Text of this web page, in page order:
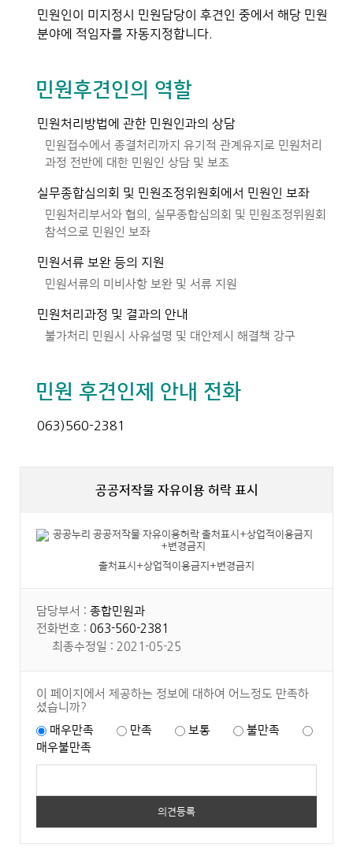
민원인이 미지정시 민원담당이 후견인 중에서 해당 민원
분야에 적임자를 자동지정합니다.
민원후견인의 역할
민원처리방법에 관한 민원인과의 상담
민원접수에서 종결처리까지 유기적 관계유지로 민원처리
과정 전반에 대한 민원인 상담 및 보조
실무종합심의회 및 민원조정위원회에서 민원인 보좌
민원처리부서와 협의, 실무종합심의회 및 민원조정위원회
참석으로 민원인 보좌
민원서류 보완 등의 지원
민원서류의 미비사항 보완 및 서류 지원
민원처리과정 및 결과의 안내
불가처리 민원시 사유설명 및 대안제시 해결책 강구
민원 후견인제 안내 전화
063)560-2381
공공저작물 자유이용 허락 표시
출처표시+상업적이용금지+변경금지
담당부서 : 종합민원과
전화번호 : 063-560-2381
최종수정일 : 2021-05-25
이 페이지에서 제공하는 정보에 대하여 어느정도 만족하
셨습니까?
매우만족
만족 보통
불만족
매우불만족